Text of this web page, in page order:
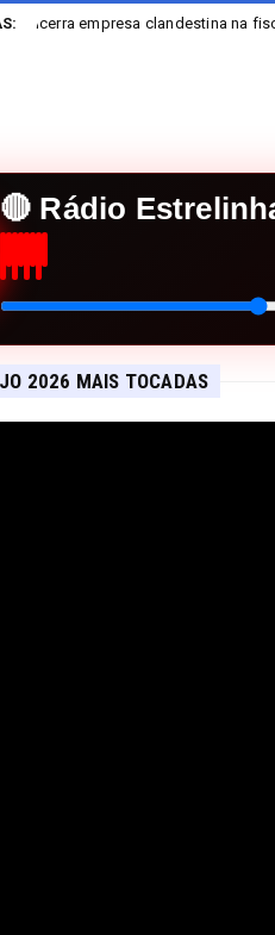
na fiscalização de casas
🔴 Rádio
2026 MAIS TOCADAS